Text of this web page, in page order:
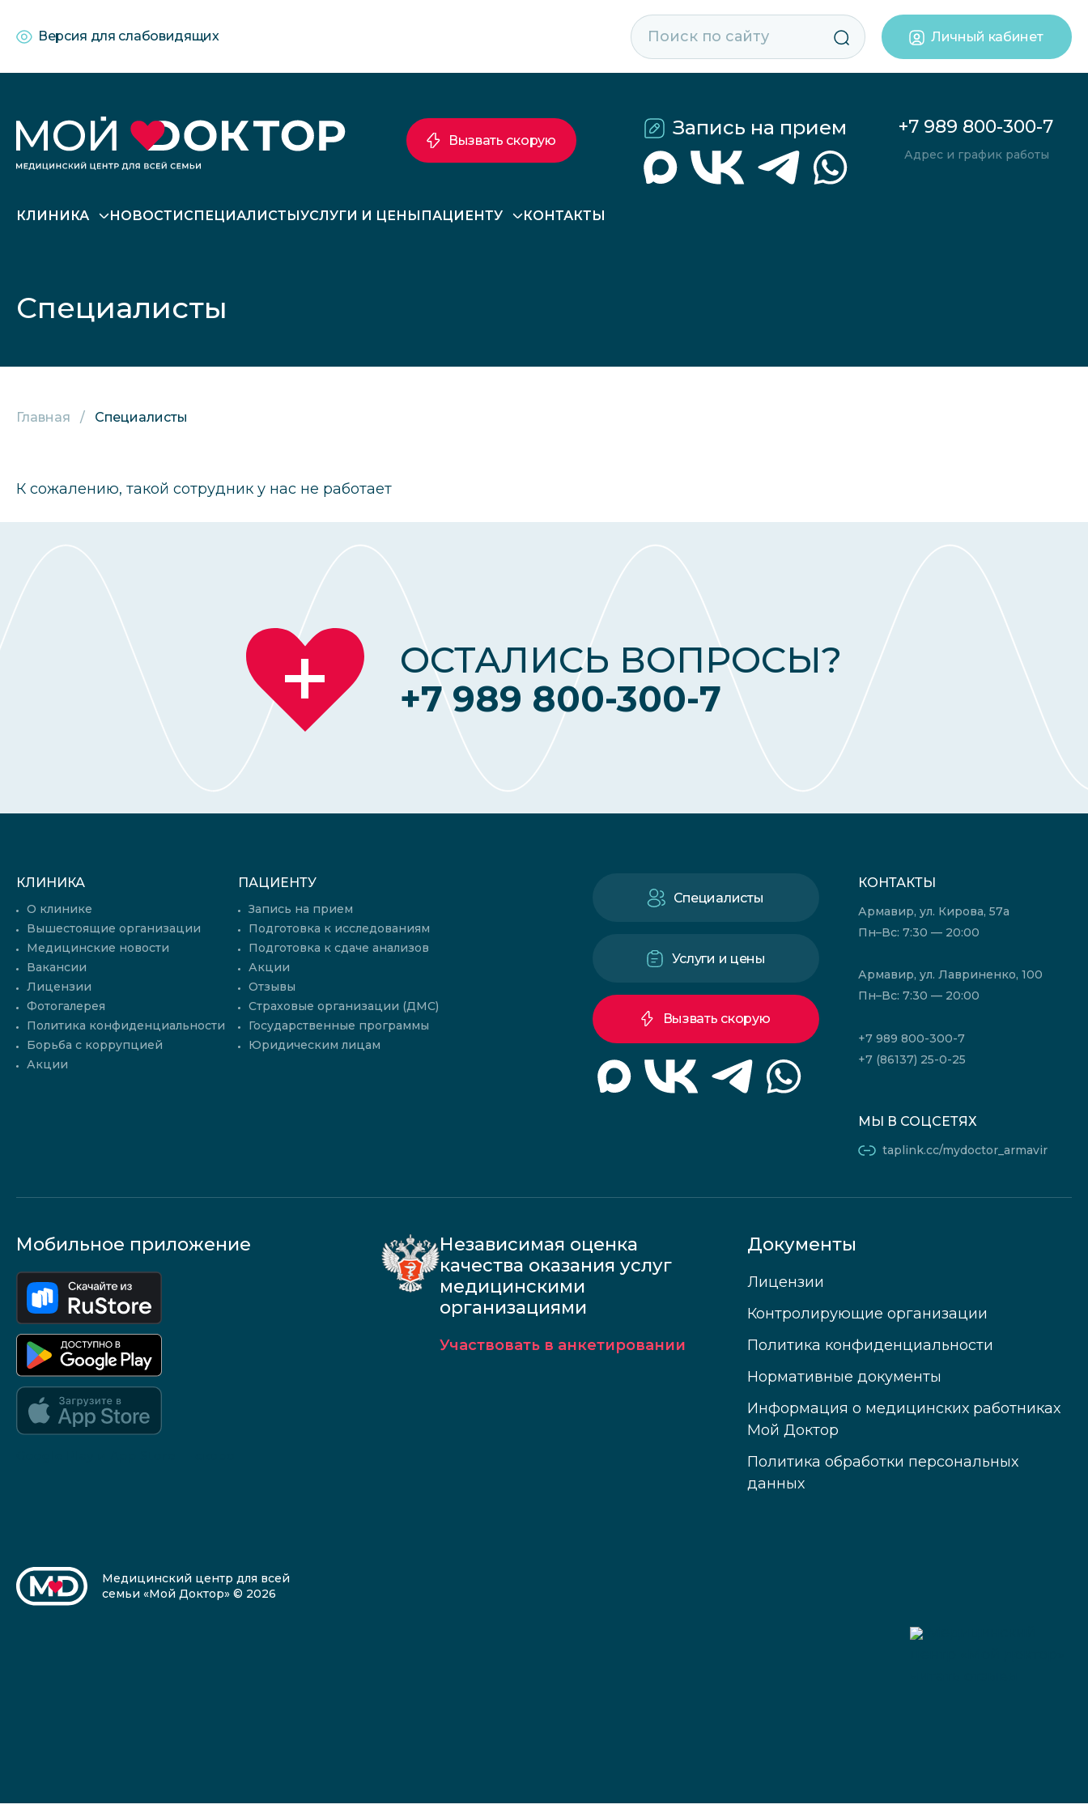
Версия для слабовидящих Личный кабинет
Запись на прием +7 989 800-300-7
Адрес и график работы
КЛИНИКА НОВОСТИСПЕЦИАЛИСТЫУСЛУГИ И ЦЕНЫ ПАЦИЕНТУ КОНТАКТЫ
Вызвать скорую
Специалисты
Главная Специалисты
К сожалению, такой сотрудник у нас не работает
ОСТАЛИСЬ ВОПРОСЫ?
+7 989 800-300-7
КЛИНИКА
О клинике
Вышестоящие организации
Медицинские новости
Вакансии
Лицензии
Фотогалерея
Политика конфиденциальности
Борьба с коррупцией
Акции
ПАЦИЕНТУ
Запись на прием
Подготовка к исследованиям
Подготовка к сдаче анализов
Акции
Отзывы
Страховые организации (ДМС)
Государственные программы
Юридическим лицам
Специалисты
Услуги и цены
Вызвать скорую
КОНТАКТЫ
Армавир, ул. Кирова, 57а
Пн–Вс: 7:30 — 20:00
Армавир, ул. Лавриненко, 100
Пн–Вс: 7:30 — 20:00
+7 989 800-300-7
+7 (86137) 25-0-25
МЫ В СОЦСЕТЯХ
taplink.cc/mydoctor_armavir
Мобильное приложение
Независимая оценка
качества оказания услуг
медицинскими
организациями
Участвовать в анкетировании
Документы
Лицензии
Контролирующие организации
Политика конфиденциальности
Нормативные документы
Информация о медицинских работниках
Мой Доктор
Политика обработки персональных
данных
Медицинский центр для всей
семьи «Мой Доктор» © 2026